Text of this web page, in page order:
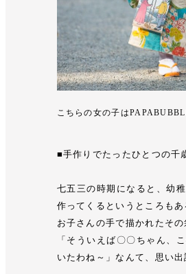
こちらの女の子は
■手作りでたったひとつの千
七五三の時期になると、幼
作ってくるというところもあ
お子さんの手で描かれたそ
「そういえば〇〇ちゃん、
いたわね～」なんて、思い出